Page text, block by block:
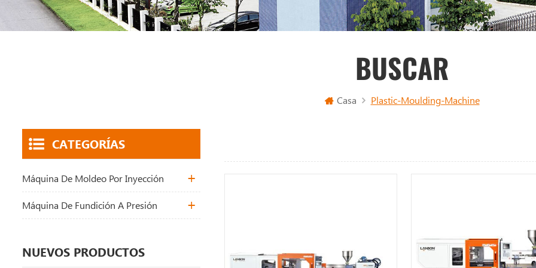
BUSCAR
Casa Plastic-Moulding-Machine
CATEGORÍAS
Máquina De Moldeo Por Inyección
Máquina De Fundición A Presión
NUEVOS PRODUCTOS